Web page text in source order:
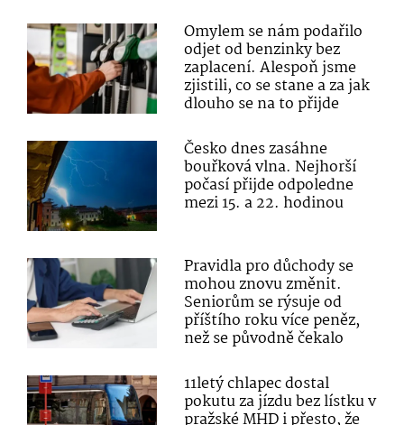
Omylem se nám podařilo
odjet od benzinky bez
zaplacení. Alespoň jsme
zjistili, co se stane a za jak
dlouho se na to přijde
Česko dnes zasáhne
bouřková vlna. Nejhorší
počasí přijde odpoledne
mezi 15. a 22. hodinou
Pravidla pro důchody se
mohou znovu změnit.
Seniorům se rýsuje od
příštího roku více peněz,
než se původně čekalo
11letý chlapec dostal
pokutu za jízdu bez lístku v
pražské MHD i přesto, že